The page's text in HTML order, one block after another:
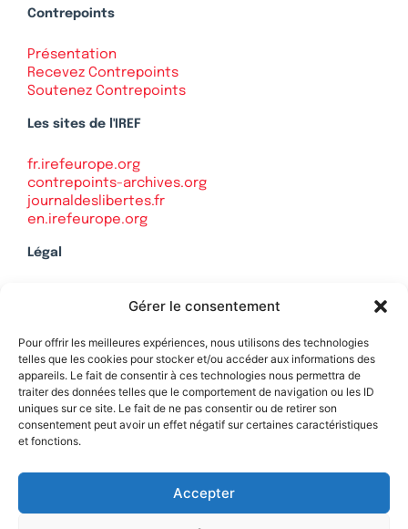
Gérer le consentement
Pour offrir les meilleures expériences, nous utilisons des technologies
telles que les cookies pour stocker et/ou accéder aux informations des
appareils. Le fait de consentir à ces technologies nous permettra de
traiter des données telles que le comportement de navigation ou les ID
uniques sur ce site. Le fait de ne pas consentir ou de retirer son
consentement peut avoir un effet négatif sur certaines caractéristiques
et fonctions.
Accepter
Contrepoints
Présentation
Recevez Contrepoints
Soutenez Contrepoints
Les sites de l'IREF
fr.irefeurope.org
contrepoints-archives.org
journaldeslibertes.fr
en.irefeurope.org
Légal
Politique de confidentialité
Contact
Soutenez Contrepoints